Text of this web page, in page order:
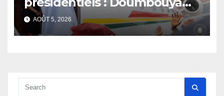
s’envole, l’opposition s’agite,
l’armée rassure
AOÛT 5, 2026